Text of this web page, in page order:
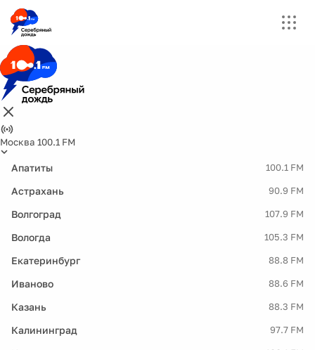
Москва 100.1 FM
Апатиты 100.1 FM
Астрахань 90.9 FM
Волгоград 107.9 FM
Вологда 105.3 FM
Екатеринбург 88.8 FM
Иваново 88.6 FM
Казань 88.3 FM
Калининград 97.7 FM